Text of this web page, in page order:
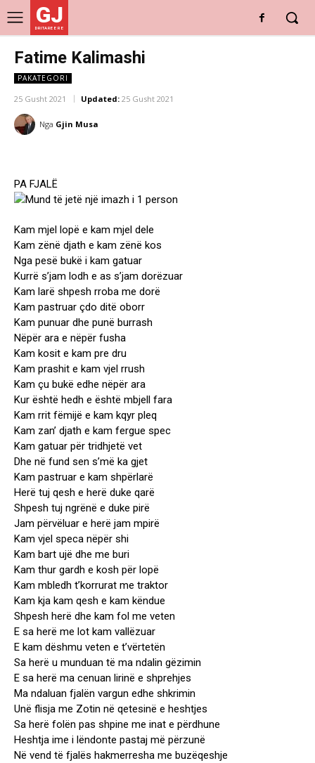
GJ
DRITARE E RE
Fatime Kalimashi
PAKATEGORI
25 Gusht 2021 Updated: 25 Gusht 2021
Nga Gjin Musa
PA FJALË
Kam mjel lopë e kam mjel dele
Kam zënë djath e kam zënë kos
Nga pesë bukë i kam gatuar
Kurrë s’jam lodh e as s’jam dorëzuar
Kam larë shpesh rroba me dorë
Kam pastruar çdo ditë oborr
Kam punuar dhe punë burrash
Nëpër ara e nëpër fusha
Kam kosit e kam pre dru
Kam prashit e kam vjel rrush
Kam çu bukë edhe nëpër ara
Kur është hedh e është mbjell fara
Kam rrit fëmijë e kam kqyr pleq
Kam zan’ djath e kam fergue spec
Kam gatuar për tridhjetë vet
Dhe në fund sen s’më ka gjet
Kam pastruar e kam shpërlarë
Herë tuj qesh e herë duke qarë
Shpesh tuj ngrënë e duke pirë
Jam përvëluar e herë jam mpirë
Kam vjel speca nëpër shi
Kam bart ujë dhe me buri
Kam thur gardh e kosh për lopë
Kam mbledh t’korrurat me traktor
Kam kja kam qesh e kam këndue
Shpesh herë dhe kam fol me veten
E sa herë me lot kam vallëzuar
E kam dëshmu veten e t’vërtetën
Sa herë u munduan të ma ndalin gëzimin
E sa herë ma cenuan lirinë e shprehjes
Ma ndaluan fjalën vargun edhe shkrimin
Unë flisja me Zotin në qetesinë e heshtjes
Sa herë folën pas shpine me inat e përdhune
Heshtja ime i lëndonte pastaj më përzunë
Në vend të fjalës hakmerresha me buzëqeshje